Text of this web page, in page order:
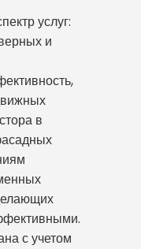
услуг:
и
в
с учетом